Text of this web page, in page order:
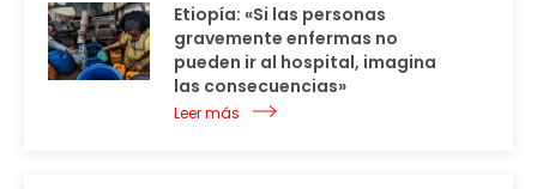
Etiopía: «Si las personas
gravemente enfermas no
pueden ir al hospital, imagina
las consecuencias»
Leer más